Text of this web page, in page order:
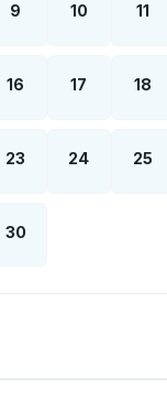
9 10 11
16 17 18
23 24 25
30